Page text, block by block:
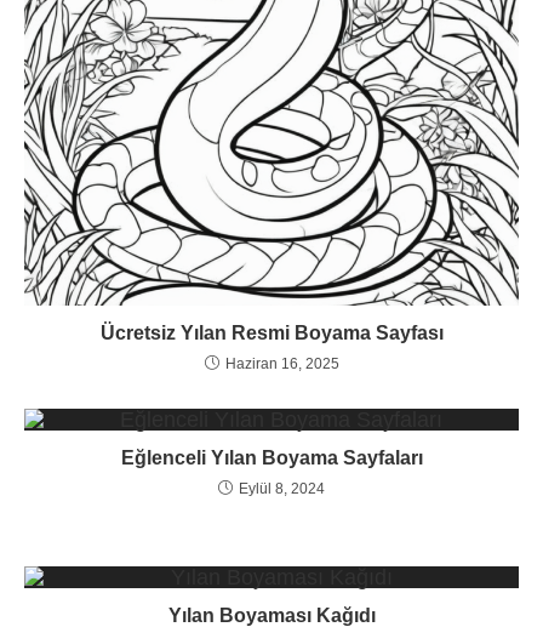
Ücretsiz Yılan Resmi Boyama Sayfası
Haziran 16, 2025
Eğlenceli Yılan Boyama Sayfaları
Eylül 8, 2024
Yılan Boyaması Kağıdı